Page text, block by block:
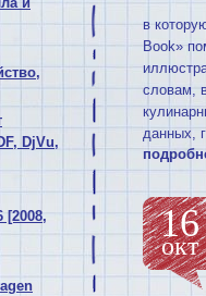
DjVu,
[2008,
в
Book»
словам,
данных,
16
окт